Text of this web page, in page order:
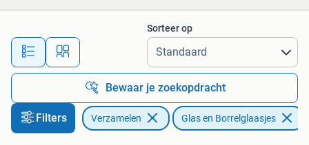
Alle afstanden…
Sorteer op
Bewaar je zoekopdracht
Filters Verzamelen Glas en Borrelglaasjes